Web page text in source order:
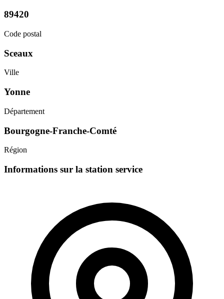
89420
Code postal
Sceaux
Ville
Yonne
Département
Bourgogne-Franche-Comté
Région
Informations sur la station service